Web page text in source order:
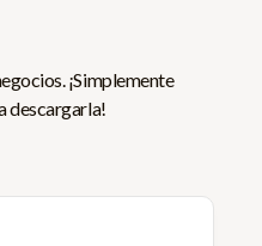
¡Simplemente
descargarla!